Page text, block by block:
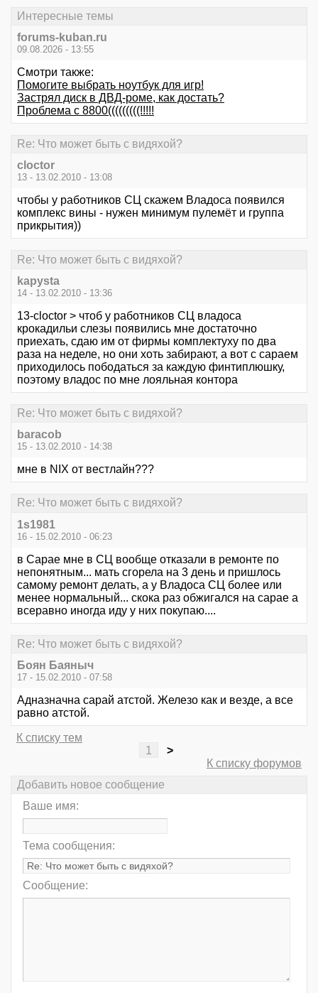
Интересные темы
forums-kuban.ru
09.08.2026 - 13:55
Смотри также:
Помогите выбрать ноутбук для игр!
Застрял диск в ДВД-роме, как достать?
Проблема с 8800(((((((((!!!!!
Re: Что может быть с видяхой?
cloctor
13 - 13.02.2010 - 13:08
чтобы у работников СЦ скажем Владоса появился
комплекс вины - нужен минимум пулемёт и группа
прикрытия))
Re: Что может быть с видяхой?
kapysta
14 - 13.02.2010 - 13:36
13-cloctor > чтоб у работников СЦ владоса
крокадильи слезы появились мне достаточно
приехать, сдаю им от фирмы комплектуху по два
раза на неделе, но они хоть забирают, а вот с сараем
приходилось пободаться за каждую финтиплюшку,
поэтому владос по мне лояльная контора
Re: Что может быть с видяхой?
baracob
15 - 13.02.2010 - 14:38
мне в NIX от вестлайн???
Re: Что может быть с видяхой?
1s1981
16 - 15.02.2010 - 06:23
в Сарае мне в СЦ вообще отказали в ремонте по
непонятным... мать сгорела на 3 день и пришлось
самому ремонт делать, а у Владоса СЦ более или
менее нормальный... скока раз обжигался на сарае а
всеравно иногда иду у них покупаю....
Re: Что может быть с видяхой?
Боян Баяныч
17 - 15.02.2010 - 07:58
Адназначна сарай атстой. Железо как и везде, а все
равно атстой.
К списку тем
1
>
К списку форумов
Добавить новое сообщение
Ваше имя:
Тема сообщения:
Сообщение: